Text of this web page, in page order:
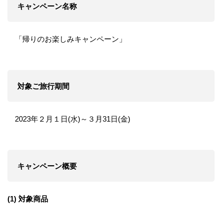
キャンペーン名称
「帰りのお楽しみキャンペーン」
対象ご旅行期間
2023年２月１日(水)～３月31日(金)
キャンペーン概要
(1) 対象商品